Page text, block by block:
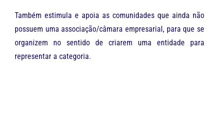
Também estimula e apoia as comunidades que ainda não
possuem uma associação/câmara empresarial, para que se
organizem no sentido de criarem uma entidade para
representar a categoria.